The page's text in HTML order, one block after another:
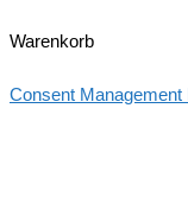
Warenkorb
Consent